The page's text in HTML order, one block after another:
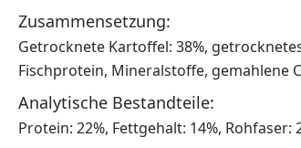
Zusammensetzung:
Getrocknete Kartoffel: 38%,
Fischprotein, Mineralstoffe, gemahlene
Analytische Bestandteile:
Protein: 22%, Fettgehalt: 14%, Rohfaser: